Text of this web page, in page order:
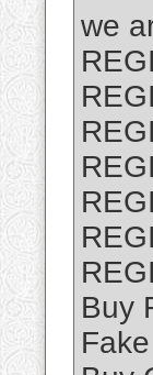
we
Buy